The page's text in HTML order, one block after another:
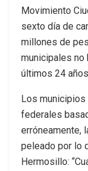
Movimiento
sexto día de
millones de
municipales no
últimos 24
Los
federales
erróneamente,
peleado por lo
Hermosillo: